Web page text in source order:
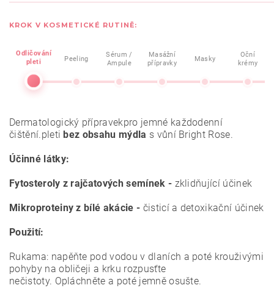
KROK V KOSMETICKÉ RUTINĚ:
Odličování
pleti
Peeling
Sérum /
Ampule
Masážní
přípravky
Masky
Oční
krémy
Dermatologický přípravekpro jemné každodenní
čištění.pletibez obsahu mýdla s vůní Bright Rose.
Účinné látky:
Fytosteroly z rajčatových semínek - zklidňující účinek
Mikroproteiny z bílé akácie - čisticí a detoxikační účinek
Použití:
Rukama: napěňte pod vodou v dlaních a poté krouživými
pohyby na obličeji a krku rozpusťte
nečistoty. Opláchněte a poté jemně osušte.